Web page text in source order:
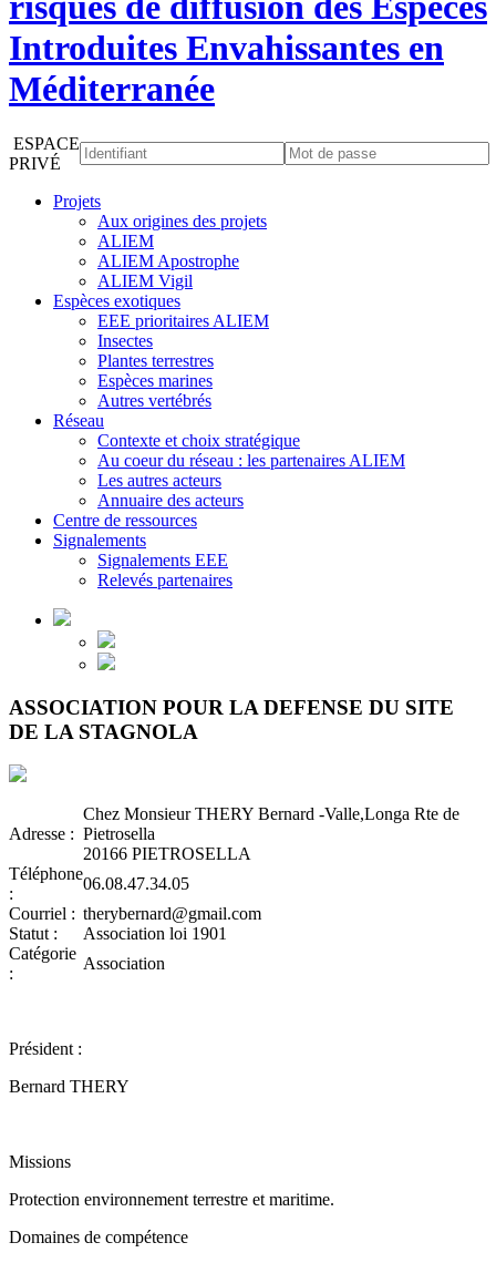
ESPACE
PRIVÉ
Projets
Aux origines des projets
ALIEM
ALIEM Apostrophe
ALIEM Vigil
Espèces exotiques
EEE prioritaires ALIEM
Insectes
Plantes terrestres
Espèces marines
Autres vertébrés
Réseau
Contexte et choix stratégique
Au coeur du réseau : les partenaires ALIEM
Les autres acteurs
Annuaire des acteurs
Centre de ressources
Signalements
Signalements EEE
Relevés partenaires
ASSOCIATION POUR LA DEFENSE DU SITE
DE LA STAGNOLA
Adresse :
Chez Monsieur THERY Bernard -Valle,Longa Rte de
Pietrosella
20166 PIETROSELLA
Téléphone
:
06.08.47.34.05
Courriel : therybernard@gmail.com
Statut :
Association loi 1901
Catégorie
:
Association
Président :
Bernard THERY
Missions
Protection environnement terrestre et maritime.
Domaines de compétence